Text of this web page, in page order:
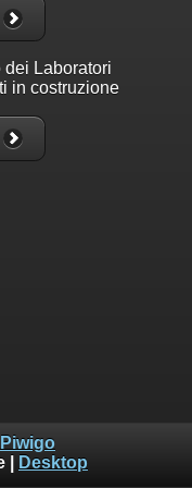
Laboratori
in costruzione
Piwigo
Desktop